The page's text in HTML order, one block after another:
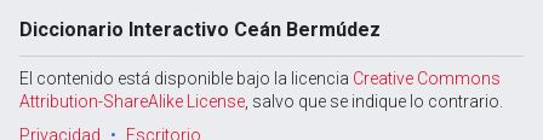
Diccionario Interactivo Ceán Bermúdez
El contenido está disponible bajo la licencia Creative Commons
Attribution-ShareAlike License , salvo que se indique lo contrario.
Privacidad
Escritorio